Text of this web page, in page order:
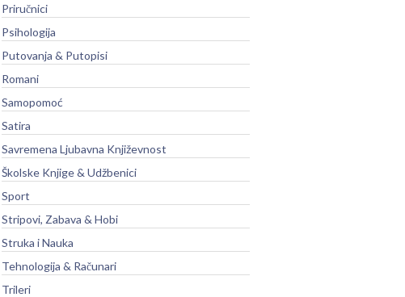
Priručnici
Psihologija
Putovanja & Putopisi
Romani
Samopomoć
Satira
Savremena Ljubavna Književnost
Školske Knjige & Udžbenici
Sport
Stripovi, Zabava & Hobi
Struka i Nauka
Tehnologija & Računari
Trileri